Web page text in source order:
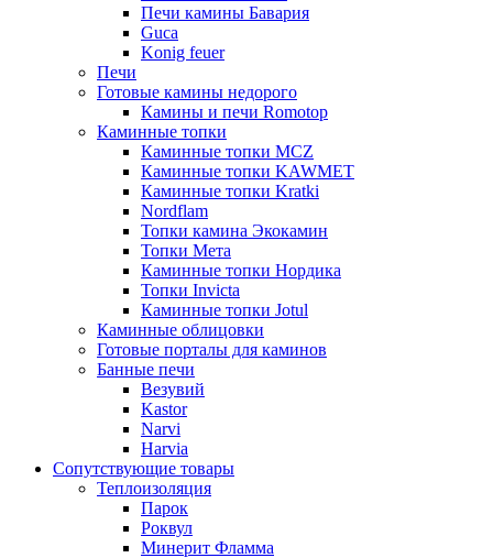
Печи камины Бавария
Guca
Konig feuer
Печи
Готовые камины недорого
Камины и печи Romotop
Каминные топки
Каминные топки MCZ
Каминные топки KAWMET
Каминные топки Kratki
Nordflam
Топки камина Экокамин
Топки Мета
Каминные топки Нордика
Топки Invicta
Каминные топки Jotul
Каминные облицовки
Готовые порталы для каминов
Банные печи
Везувий
Kastor
Narvi
Harvia
Сопутствующие товары
Теплоизоляция
Парок
Роквул
Минерит Фламма